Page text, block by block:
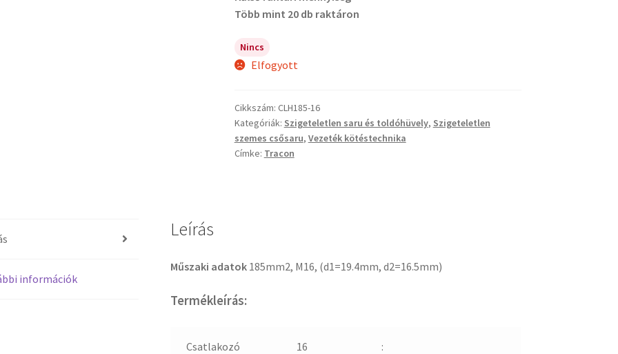
Több mint 20 db raktáron
Nincs
Elfogyott
Cikkszám: CLH185-16
Kategóriák: Szigeteletlen saru és toldóhüvely, Szigeteletlen
szemes csősaru, Vezeték kötéstechnika
Címke: Tracon
információk
Leírás
Műszaki adatok 185mm2, M16, (d1=19.4mm, d2=16.5mm)
Termékleírás:
Csatlakozó
16 :